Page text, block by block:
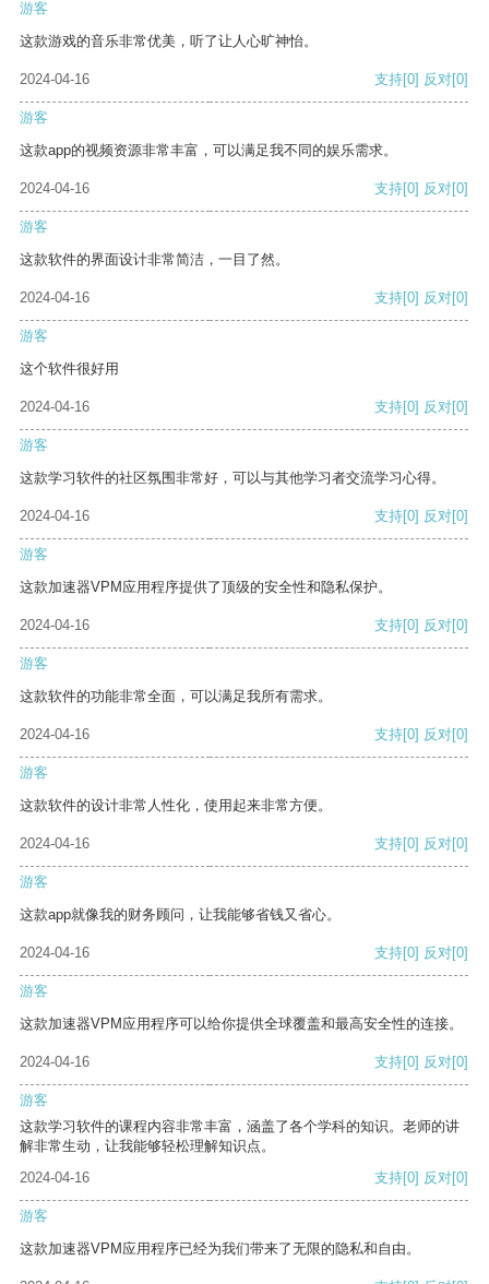
游客
这款游戏的音乐非常优美，听了让人心旷神怡。
2024-04-16 支持[0] 反对[0]
游客
这款app的视频资源非常丰富，可以满足我不同的娱乐需求。
2024-04-16 支持[0] 反对[0]
游客
这款软件的界面设计非常简洁，一目了然。
2024-04-16 支持[0] 反对[0]
游客
这个软件很好用
2024-04-16 支持[0] 反对[0]
游客
这款学习软件的社区氛围非常好，可以与其他学习者交流学习心得。
2024-04-16 支持[0] 反对[0]
游客
这款加速器VPM应用程序提供了顶级的安全性和隐私保护。
2024-04-16 支持[0] 反对[0]
游客
这款软件的功能非常全面，可以满足我所有需求。
2024-04-16 支持[0] 反对[0]
游客
这款软件的设计非常人性化，使用起来非常方便。
2024-04-16 支持[0] 反对[0]
游客
这款app就像我的财务顾问，让我能够省钱又省心。
2024-04-16 支持[0] 反对[0]
游客
这款加速器VPM应用程序可以给你提供全球覆盖和最高安全性的连接。
2024-04-16 支持[0] 反对[0]
游客
这款学习软件的课程内容非常丰富，涵盖了各个学科的知识。老师的讲
解非常生动，让我能够轻松理解知识点。
2024-04-16
支持[0] 反对[0]
游客
这款加速器VPM应用程序已经为我们带来了无限的隐私和自由。